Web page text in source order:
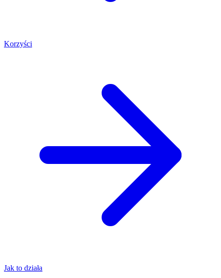
Korzyści
Jak to działa